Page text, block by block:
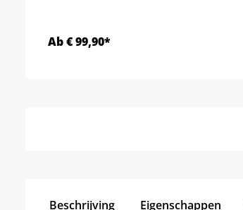
Ab € 99,90*
Beschrijving Eigenschappen